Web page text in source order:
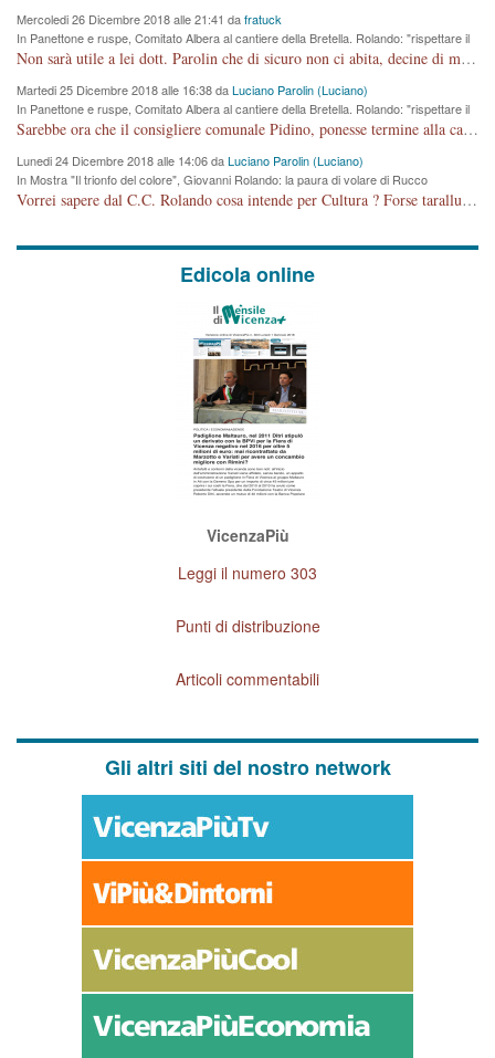
Mercoledi 26 Dicembre 2018 alle 21:41 dafratuck
In Panettone e ruspe, Comitato Albera al cantiere della Bretella. Rolando: "rispettare il
cronoprogramma"
Non sarà utile a lei dott. Parolin che di sicuro non ci abita, decine di migliaia di TIR, automobili e padroncini che passano quotidianamente per una strada appena rotabile, non è più possibile stendere i panni, attraversare la strada senza rischiare la morte, le case stanno crepando, i tempi sono cambiati e la bretella non passerà assolutamente per maddalene (ma cosa sta a dire?!), dia invece responsabilità a chi ha costruito tagliando la strada che doveva invece terminare a isola vicentina e non al moracchino lasciando Motta di Costabissara ancora in panne di traffico. I tempi sono cambiati dottore e se l'anagrafe della vita stagna nell'essere umano impressioni conservatrici, la società non le considera perchè va avanti, si industrializza e ha bisogno di infrastrutture e di sviluppo. Ultima considerazione, se è geloso di Rolando perchè vede in lui solo campagne politiche mentre si difendono i SOLI diritti dei cittadini, la preghiamo faccia considerazioni più appropriate. Saluti e complimenti per i suoi scritti.
Martedi 25 Dicembre 2018 alle 16:38 daLuciano Parolin (Luciano)
In Panettone e ruspe, Comitato Albera al cantiere della Bretella. Rolando: "rispettare il
cronoprogramma"
Sarebbe ora che il consigliere comunale Pidino, ponesse termine alla campagna elettorale nel territorio del suo seggio Villaggio del Sole. La tiraca è iniziata, distruggerà 6 km di prateria ovest della città, ricca di fonti e sorgenti d'acqua. I cittadini di Maddalene non avranno più Pace la notte. Molta colpa per la costruzione di questa Strada è proprio del signor Rolando,dei suoi gazebo mobili e che vuol far passare questa opera VANDALICA come progetto "utile" a chi ? Non è cosa seria sig. Rolando!
Lunedi 24 Dicembre 2018 alle 14:06 daLuciano Parolin (Luciano)
In Mostra "Il trionfo del colore", Giovanni Rolando: la paura di volare di Rucco
Vorrei sapere dal C.C. Rolando cosa intende per Cultura ? Forse tarallucci, vino e sagre, o spaghetti tricolori del PD ? Il continuo (s)parlare della mostra a Palazzo Chiericati caro consigliere DANNEGGIA FORTEMENTE l'immagine della città TUTTA e fa deviare i consensi che in RUSSIA (badi bene ex U.R.S.S.) sono ECCELLENTI. A livello artistico l'evento è di alta Valenza culturale, COMPITO di Tutta la Cittadinanza fare il possibile per propagandare l'iniziativa senza farne UN CASO PARTITICO come fa Lei da sempre. Meno Gazebo + Partecipazione! E così sia. Amen.
Edicola online
VicenzaPiù
Leggi il numero 303
Punti di distribuzione
Articoli commentabili
Gli altri siti del nostro network